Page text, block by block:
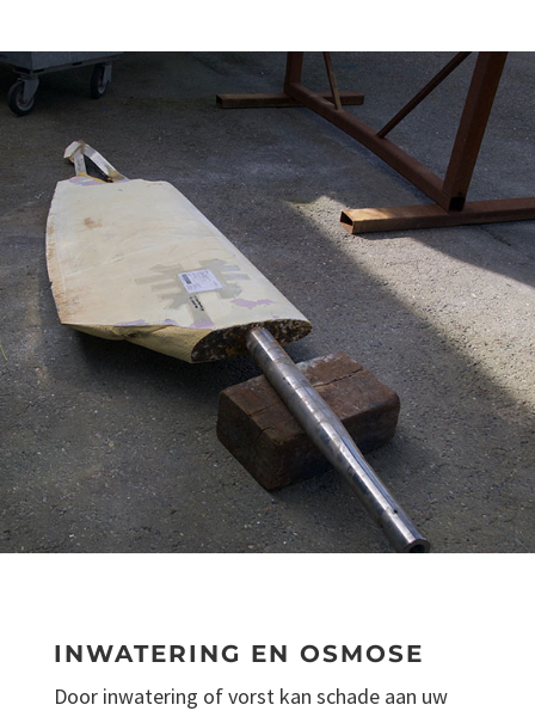
INWATERING EN OSMOSE
Door inwatering of vorst kan schade aan uw